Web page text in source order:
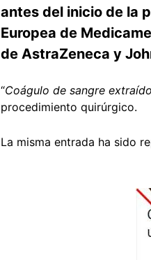
antes del inicio de la
Europea de
de AstraZeneca y
“Coágulo de sangre
procedimiento quirúrgico.
La misma entrada ha sido